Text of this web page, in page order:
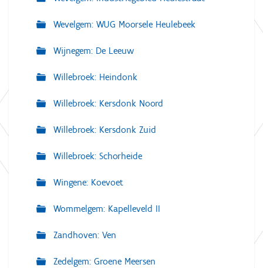
Wevelgem: WUG Moorsele Heulebeek
Wijnegem: De Leeuw
Willebroek: Heindonk
Willebroek: Kersdonk Noord
Willebroek: Kersdonk Zuid
Willebroek: Schorheide
Wingene: Koevoet
Wommelgem: Kapelleveld II
Zandhoven: Ven
Zedelgem: Groene Meersen